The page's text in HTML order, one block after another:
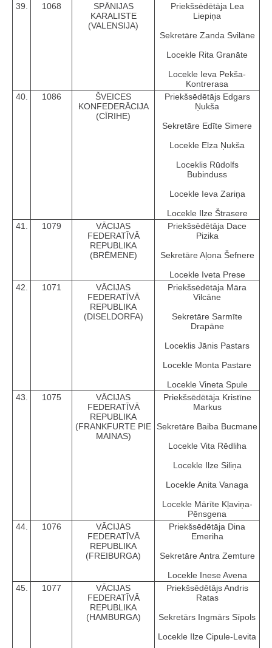
39.
1068
SPĀNIJAS
KARALISTE
(VALENSIJA)
Priekšsēdētāja Lea
Liepiņa
Sekretāre Zanda Svilāne
Locekle Rita Granāte
Locekle Ieva Pekša-
Kontrerasa
40.
1086
ŠVEICES
KONFEDERĀCIJA
(CĪRIHE)
Priekšsēdētājs Edgars
Ņukša
Sekretāre Edīte Simere
Locekle Elza Ņukša
Loceklis Rūdolfs
Bubinduss
Locekle Ieva Zariņa
Locekle Ilze Štrasere
41.
1079
VĀCIJAS
FEDERATĪVĀ
REPUBLIKA
(BRĒMENE)
Priekšsēdētāja Dace
Pizika
Sekretāre Aļona Šefnere
Locekle Iveta Prese
42.
1071
VĀCIJAS
FEDERATĪVĀ
REPUBLIKA
(DISELDORFA)
Priekšsēdētāja Māra
Vilcāne
Sekretāre Sarmīte
Drapāne
Loceklis Jānis Pastars
Locekle Monta Pastare
Locekle Vineta Spule
43.
1075
VĀCIJAS
FEDERATĪVĀ
REPUBLIKA
(FRANKFURTE PIE
MAINAS)
Priekšsēdētāja Kristīne
Markus
Sekretāre Baiba Bucmane
Locekle Vita Rēdliha
Locekle Ilze Siliņa
Locekle Anita Vanaga
Locekle Mārīte Kļaviņa-
Pēnsgena
44.
1076
VĀCIJAS
FEDERATĪVĀ
REPUBLIKA
(FREIBURGA)
Priekšsēdētāja Dina
Emeriha
Sekretāre Antra Zemture
Locekle Inese Avena
45.
1077
VĀCIJAS
FEDERATĪVĀ
REPUBLIKA
(HAMBURGA)
Priekšsēdētājs Andris
Ratas
Sekretārs Ingmārs Sīpols
Locekle Ilze Cipule-Levita